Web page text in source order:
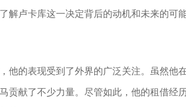
解卢卡库这一决定背后的动机和未来的
他的表现受到了外界的广泛关注。虽然
贡献了不少力量。尽管如此，他的租借